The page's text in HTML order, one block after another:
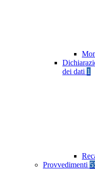
dei dati 1
Provvedimenti